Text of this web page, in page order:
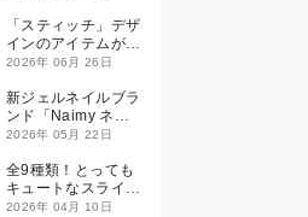
「スティッチ」デザ
インのアイテムが新
登場です
2026年 06月 26日
新ジェルネイルブラ
ンド「Naimy ネイ
ミィ」が誕生します
2026年 05月 22日
全9種類！とっても
キュートなスライダ
ーケースが新登場し
2026年 04月 10日